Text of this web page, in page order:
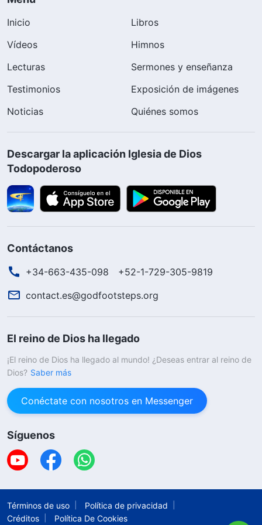
Inicio
Libros
Vídeos
Himnos
Lecturas
Sermones y enseñanza
Testimonios
Exposición de imágenes
Noticias
Quiénes somos
Descargar la aplicación Iglesia de Dios
Todopoderoso
Contáctanos
+34-663-435-098
+52-1-729-305-9819
contact.es@godfootsteps.org
El reino de Dios ha llegado
¡El reino de Dios ha llegado al mundo! ¿Deseas entrar al reino de
Dios? Saber más
Conéctate con nosotros en Messenger
Síguenos
Términos de uso
Política de privacidad
Créditos
Política De Cookies